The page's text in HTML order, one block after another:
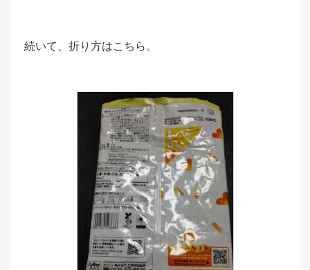
続いて、折り方はこちら。